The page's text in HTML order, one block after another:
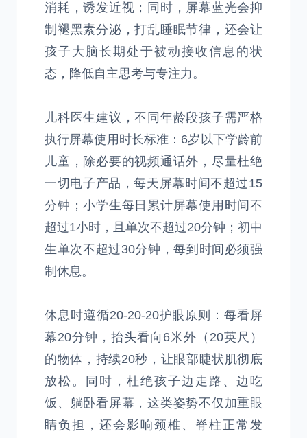
消耗，诱发近视；同时，屏幕蓝光会抑
制褪黑素分泌，打乱睡眠节律，还会让
孩子大脑长期处于被动接收信息的状
态，降低自主思考与专注力。
儿科医生建议，不同年龄段孩子需严格
执行屏幕使用时长标准：6岁以下学龄前
儿童，除必要的视频通话外，尽量杜绝
一切电子产品，每天屏幕时间不超过15
分钟；小学生每日累计屏幕使用时间不
超过1小时，且单次不超过20分钟；初中
生单次不超过30分钟，每到时间必须强
制休息。
休息时遵循20-20-20护眼原则：每看屏
幕20分钟，抬头看向6米外（20英尺）
的物体，持续20秒，让眼部睫状肌彻底
放松。同时，杜绝孩子边走路、边吃
饭、躺卧看屏幕，这类姿势不仅加重眼
睛负担，还会影响颈椎、脊柱正常发